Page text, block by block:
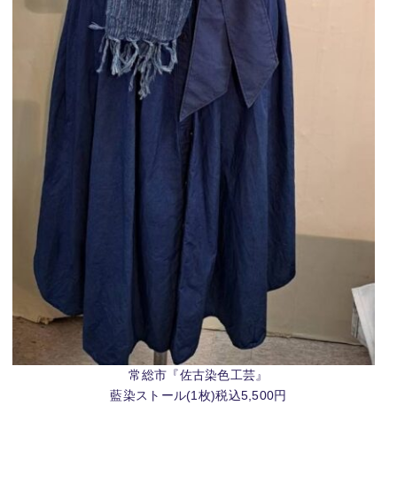
常総市『佐古染色工芸』
藍染ストール(1枚)税込5,500円